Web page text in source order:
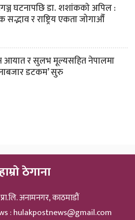
घटनापछि डा. शशांककाे अपिल :
सद्भाव र राष्ट्रिय एकता जोगाऔँ
आयात र सुलभ मूल्यसहित नेपालमा
डटकम’ सुरु
ठेगाना
अनामनगर, काठमाडौं
:hulakpostnews@gmail.com